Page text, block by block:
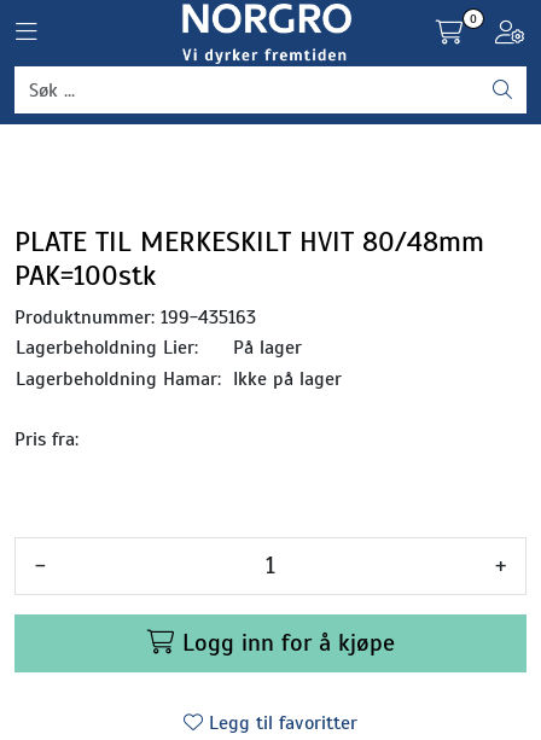
Toggle navigation
0
PLATE TIL MERKESKILT HVIT 80/48mm
PAK=100stk
Produktnummer: 199-435163
Lagerbeholdning Lier:
På lager
Lagerbeholdning Hamar: Ikke på lager
Pris fra:
- +
Logg inn for å kjøpe
Legg til favoritter
Grønnsaker
Frukt og bær
Blomster, potter og brett
Driftsmidler